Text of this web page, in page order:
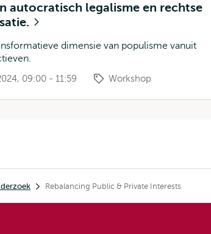
autocratisch legalisme en rechtse
dimensie van populisme vanuit
09:00 - 11:59 Workshop
Rebalancing Public & Private Interests